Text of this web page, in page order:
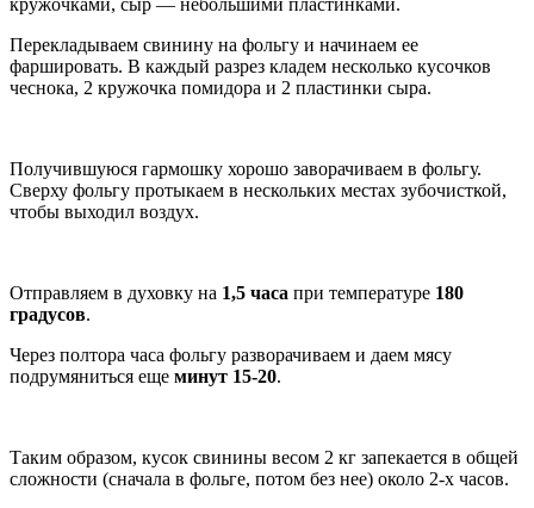
кружочками, сыр — небольшими пластинками.
Перекладываем свинину на фольгу и начинаем ее
фаршировать. В каждый разрез кладем несколько кусочков
чеснока, 2 кружочка помидора и 2 пластинки сыра.
Получившуюся гармошку хорошо заворачиваем в фольгу.
Сверху фольгу протыкаем в нескольких местах зубочисткой,
чтобы выходил воздух.
Отправляем в духовку на 1,5 часа при температуре 180
градусов.
Через полтора часа фольгу разворачиваем и даем мясу
подрумяниться еще минут 15-20.
Таким образом, кусок свинины весом 2 кг запекается в общей
сложности (сначала в фольге, потом без нее) около 2-х часов.